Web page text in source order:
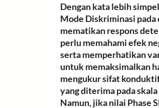
Dengan kata lebih
Mode Diskriminasi
mematikan respons
perlu memahami efek
serta memperhatikan
untuk memaksimalkan
mengukur sifat
yang diterima pada
Namun, jika nilai Phase